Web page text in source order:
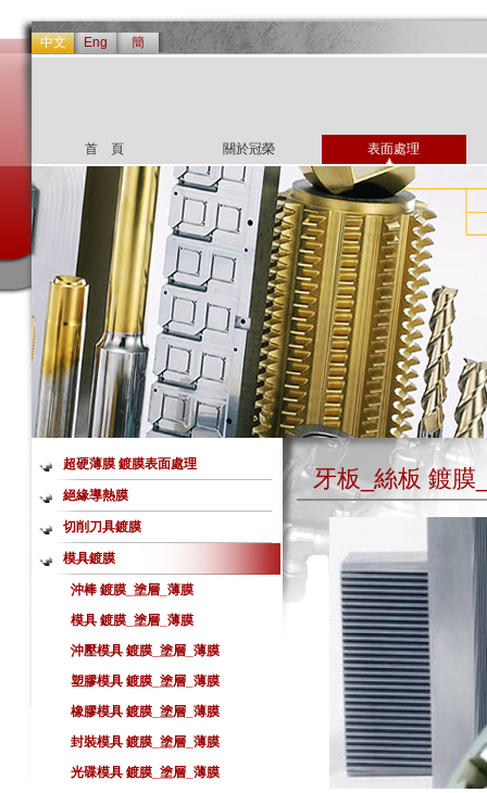
中文 Eng 簡
首 頁 關於冠榮 表面處理
超硬薄膜 鍍膜表面處理
絕緣導熱膜
切削刀具鍍膜
模具鍍膜
沖棒 鍍膜_塗層_薄膜
模具 鍍膜_塗層_薄膜
沖壓模具 鍍膜_塗層_薄膜
塑膠模具 鍍膜_塗層_薄膜
橡膠模具 鍍膜_塗層_薄膜
封裝模具 鍍膜_塗層_薄膜
光碟模具 鍍膜_塗層_薄膜
牙板_絲板 鍍膜